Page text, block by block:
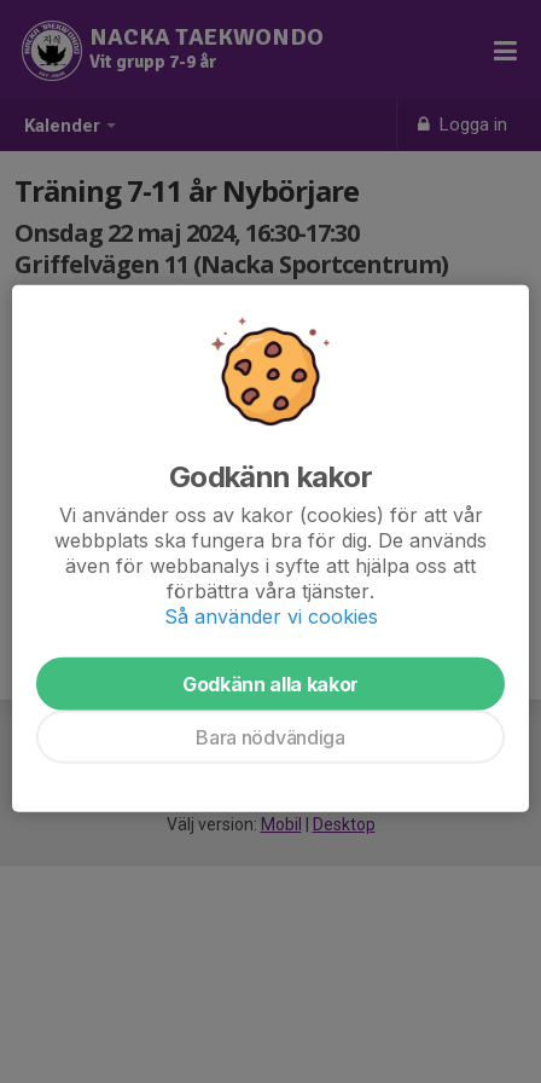
Kalender Logga in
NACKA TAEKWONDO
Vit grupp 7-9 år
Träning 7-11 år Nybörjare
Onsdag 22 maj 2024, 16:30-17:30
Griffelvägen 11 (Nacka Sportcentrum)
Välj version: Mobil Desktop
Godkänn kakor
Vi använder oss av kakor (cookies) för att vår
webbplats ska fungera bra för dig. De används
även för webbanalys i syfte att hjälpa oss att
förbättra våra tjänster.
Så använder vi cookies
Godkänn alla kakor
Bara nödvändiga